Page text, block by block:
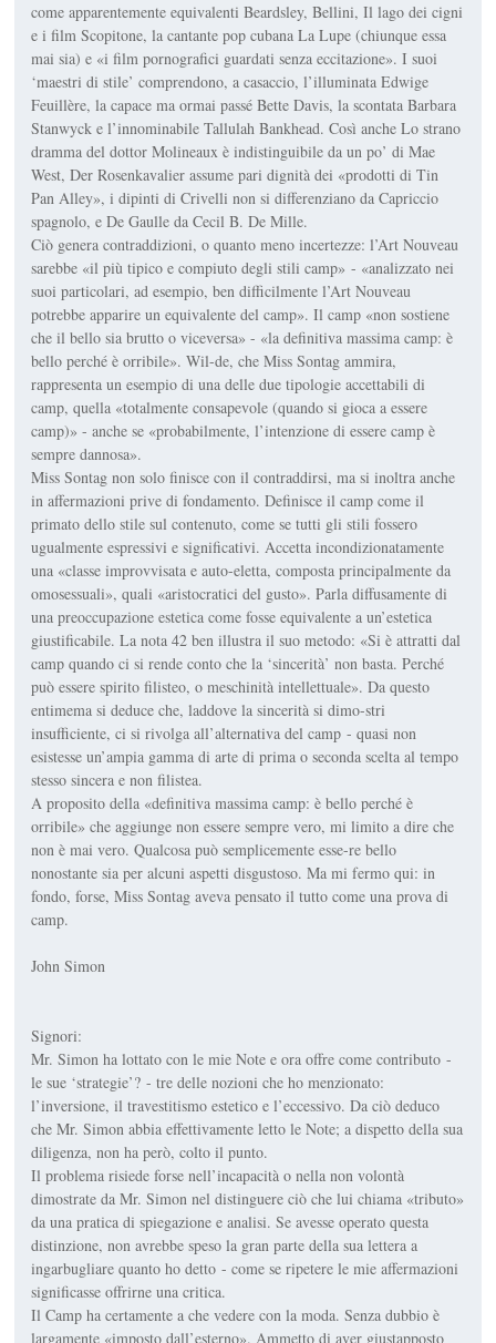
come apparentemente equivalenti Beardsley, Bellini, Il lago dei cigni
e i film Scopitone, la cantante pop cubana La Lupe (chiunque essa
mai sia) e «i film pornografici guardati senza eccitazione». I suoi
‘maestri di stile’ comprendono, a casaccio, l’illuminata Edwige
Feuillère, la capace ma ormai passé Bette Davis, la scontata Barbara
Stanwyck e l’innominabile Tallulah Bankhead. Così anche Lo strano
dramma del dottor Molineaux è indistinguibile da un po’ di Mae
West, Der Rosenkavalier assume pari dignità dei «prodotti di Tin
Pan Alley», i dipinti di Crivelli non si differenziano da Capriccio
spagnolo, e De Gaulle da Cecil B. De Mille.
Ciò genera contraddizioni, o quanto meno incertezze: l’Art Nouveau
sarebbe «il più tipico e compiuto degli stili camp» - «analizzato nei
suoi particolari, ad esempio, ben difficilmente l’Art Nouveau
potrebbe apparire un equivalente del camp». Il camp «non sostiene
che il bello sia brutto o viceversa» - «la definitiva massima camp: è
bello perché è orribile». Wil-de, che Miss Sontag ammira,
rappresenta un esempio di una delle due tipologie accettabili di
camp, quella «totalmente consapevole (quando si gioca a essere
camp)» - anche se «probabilmente, l’intenzione di essere camp è
sempre dannosa».
Miss Sontag non solo finisce con il contraddirsi, ma si inoltra anche
in affermazioni prive di fondamento. Definisce il camp come il
primato dello stile sul contenuto, come se tutti gli stili fossero
ugualmente espressivi e significativi. Accetta incondizionatamente
una «classe improvvisata e auto-eletta, composta principalmente da
omosessuali», quali «aristocratici del gusto». Parla diffusamente di
una preoccupazione estetica come fosse equivalente a un’estetica
giustificabile. La nota 42 ben illustra il suo metodo: «Si è attratti dal
camp quando ci si rende conto che la ‘sincerità’ non basta. Perché
può essere spirito filisteo, o meschinità intellettuale». Da questo
entimema si deduce che, laddove la sincerità si dimo-stri
insufficiente, ci si rivolga all’alternativa del camp - quasi non
esistesse un’ampia gamma di arte di prima o seconda scelta al tempo
stesso sincera e non filistea.
A proposito della «definitiva massima camp: è bello perché è
orribile» che aggiunge non essere sempre vero, mi limito a dire che
non è mai vero. Qualcosa può semplicemente esse-re bello
nonostante sia per alcuni aspetti disgustoso. Ma mi fermo qui: in
fondo, forse, Miss Sontag aveva pensato il tutto come una prova di
camp.
John Simon
Signori:
Mr. Simon ha lottato con le mie Note e ora offre come contributo -
le sue ‘strategie’? - tre delle nozioni che ho menzionato:
l’inversione, il travestitismo estetico e l’eccessivo. Da ciò deduco
che Mr. Simon abbia effettivamente letto le Note; a dispetto della sua
diligenza, non ha però, colto il punto.
Il problema risiede forse nell’incapacità o nella non volontà
dimostrate da Mr. Simon nel distinguere ciò che lui chiama «tributo»
da una pratica di spiegazione e analisi. Se avesse operato questa
distinzione, non avrebbe speso la gran parte della sua lettera a
ingarbugliare quanto ho detto - come se ripetere le mie affermazioni
significasse offrirne una critica.
Il Camp ha certamente a che vedere con la moda. Senza dubbio è
largamente «imposto dall’esterno». Ammetto di aver giustapposto